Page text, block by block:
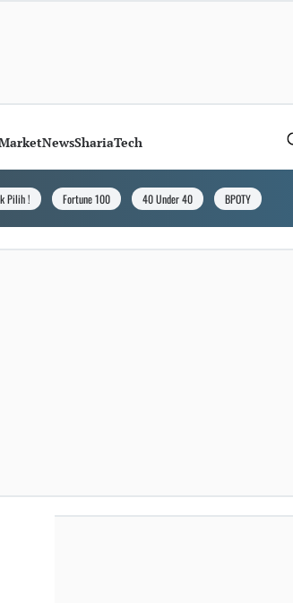
NewsShariaTech
Pilih ! Fortune 100 40 Under 40 BPOTY